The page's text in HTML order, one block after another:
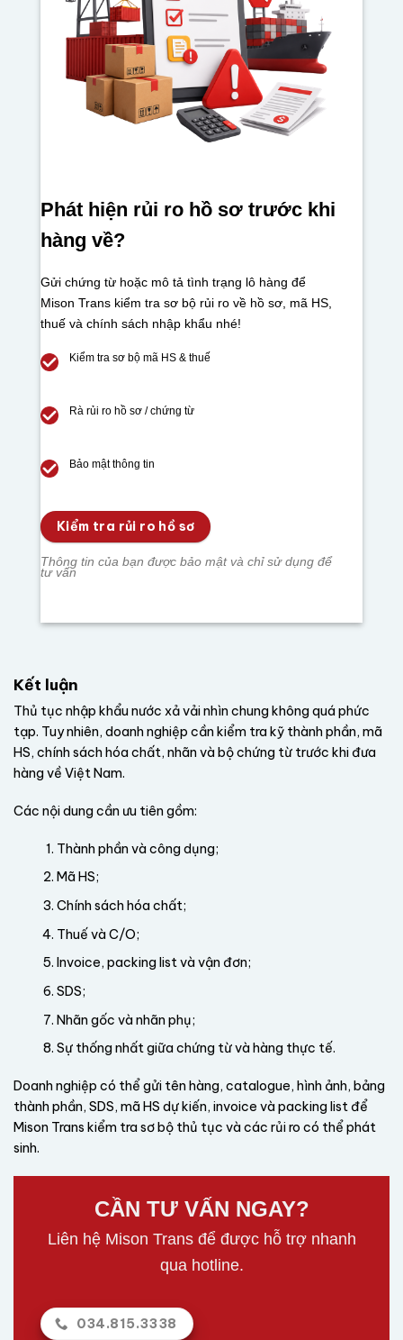
Phát hiện rủi ro hồ sơ trước khi
hàng về?
Gửi chứng từ hoặc mô tả tình trạng lô hàng để
Mison Trans kiểm tra sơ bộ rủi ro về hồ sơ, mã HS,
thuế và chính sách nhập khẩu nhé!
Kiểm tra sơ bộ mã HS & thuế
Rà rủi ro hồ sơ / chứng từ
Bảo mật thông tin
Kiểm tra rủi ro hồ sơ
Thông tin của bạn được bảo mật và chỉ sử dụng để
tư vấn
Kết luận
Thủ tục nhập khẩu nước xả vải nhìn chung không quá phức
tạp. Tuy nhiên, doanh nghiệp cần kiểm tra kỹ thành phần, mã
HS, chính sách hóa chất, nhãn và bộ chứng từ trước khi đưa
hàng về Việt Nam.
Các nội dung cần ưu tiên gồm:
Thành phần và công dụng;
Mã HS;
Chính sách hóa chất;
Thuế và C/O;
Invoice, packing list và vận đơn;
SDS;
Nhãn gốc và nhãn phụ;
Sự thống nhất giữa chứng từ và hàng thực tế.
Doanh nghiệp có thể gửi tên hàng, catalogue, hình ảnh, bảng
thành phần, SDS, mã HS dự kiến, invoice và packing list để
Mison Trans kiểm tra sơ bộ thủ tục và các rủi ro có thể phát
sinh.
CẦN TƯ VẤN NGAY?
Liên hệ Mison Trans để được hỗ trợ nhanh
qua hotline.
034.815.3338